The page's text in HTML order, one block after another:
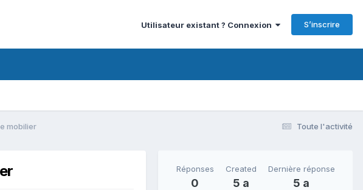
Utilisateur existant ? Connexion S’inscrire
Toute l'activité
mobilier
Réponses
0
Created
5 a
Dernière réponse
5 a